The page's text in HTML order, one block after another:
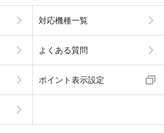
対応機種一覧
よくある質問
ポイント表示設定